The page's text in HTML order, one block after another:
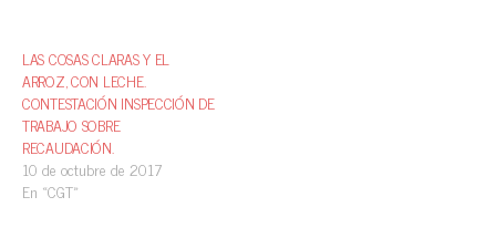
LAS COSAS CLARAS Y EL
ARROZ, CON LECHE.
CONTESTACIÓN INSPECCIÓN DE
TRABAJO SOBRE
RECAUDACIÓN.
10 de octubre de 2017
En «CGT»